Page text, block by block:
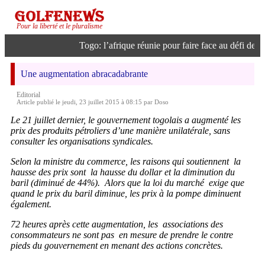
Pour la liberté et le pluralisme
Togo: l’afrique réunie pour faire face au défi de
Une augmentation abracadabrante
Editorial
Article publié le jeudi, 23 juillet 2015 à 08:15 par Doso
Le 21 juillet dernier, le gouvernement togolais a augmenté les
prix des produits pétroliers d’une manière unilatérale, sans
consulter les organisations syndicales.
Selon la ministre du commerce, les raisons qui soutiennent la
hausse des prix sont la hausse du dollar et la diminution du
baril (diminué de 44%). Alors que la loi du marché exige que
quand le prix du baril diminue, les prix à la pompe diminuent
également.
72 heures après cette augmentation, les associations des
consommateurs ne sont pas en mesure de prendre le contre
pieds du gouvernement en menant des actions concrètes.